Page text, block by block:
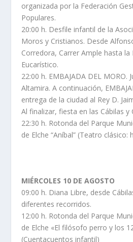
organizada por la Federación
Populares.
20:00 h. Desfile infantil de la
Moros y Cristianos. Desde
Corredora, Carrer Ample hasta la
Eucarístico.
22:00 h. EMBAJADA DEL MORO.
Altamira. A continuación,
entrega de la ciudad al Rey D.
Al finalizar, fiesta en las Cábilas y
22:30 h. Rotonda del Parque
de Elche “Aníbal” (Teatro clásico:
MIÉRCOLES 10 DE AGOSTO
09:00 h. Diana Libre, desde
diferentes recorridos.
12:00 h. Rotonda del Parque
de Elche «El filósofo perro y los
(Cuentacuentos infantil)